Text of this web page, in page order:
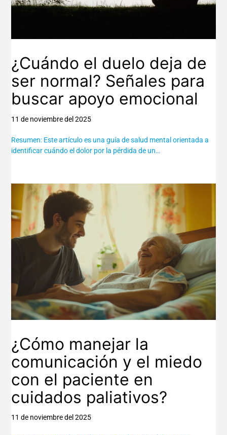
¿Cuándo el duelo deja de
ser normal? Señales para
buscar apoyo emocional
11 de noviembre del 2025
Resumen: Este artículo es una guía de salud mental orientada a
identificar cuándo el dolor por la pérdida de un…
¿Cómo manejar la
comunicación y el miedo
con el paciente en
cuidados paliativos?
11 de noviembre del 2025